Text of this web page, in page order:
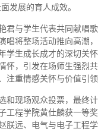
发展的育人成效。
君与学生代表共同献唱
唱将整场活动推向高潮
学生成长成才的深切关
怀，引发在场师生强烈
注重情感关怀与价值引
和现场观众投票，最终
工程学院黄仕麟获一等
朕远、电气与电子工程学